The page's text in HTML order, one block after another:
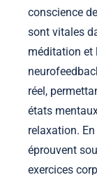
conscience
sont vitales
méditation et
réel,
états
relaxation.
éprouvent
exercices